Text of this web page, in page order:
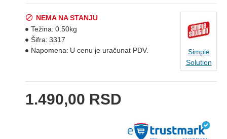
1.490,00 RSD
NEMA NA STANJU
Težina: 0.50kg
Šifra: 3317
Napomena: U cenu je uračunat PDV.
Simple
Solution